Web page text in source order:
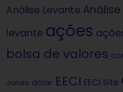
Análise Levante
levante ações
bolsa de valores
Jones dólar EECI EECI Site